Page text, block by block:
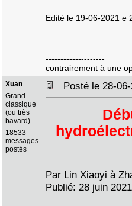
Edité le 19-06-2021 e
--------------------
contrairement à une
Xuan
Grand
classique
(ou très
bavard)
18533
messages
postés
Posté le 28-
Par Lin Xiaoyi à
Publié: 28 juin